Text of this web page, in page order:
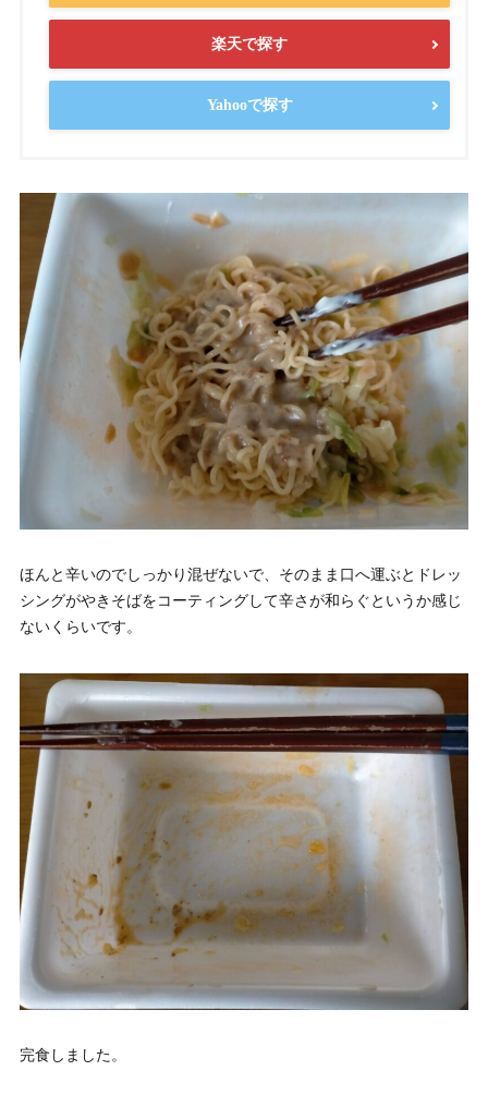
楽天で探す
Yahooで探す
ほんと辛いのでしっかり混ぜないで、そのまま口へ運ぶとドレッ
シングがやきそばをコーティングして辛さが和らぐというか感じ
ないくらいです。
完食しました。